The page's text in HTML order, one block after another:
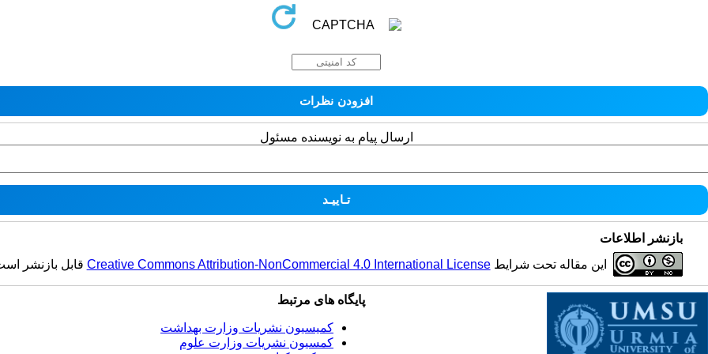
ارسال پیام به نویسنده مسئول
بازنشر اطلاعات
این مقاله تحت شرایطCreative Commons Attribution-NonCommercial 4.0 International License قابل بازنشر
پایگاه های مرتبط
کمیسیون نشریات وزارت بهداشت
کمسیون نشریات وزارت علوم